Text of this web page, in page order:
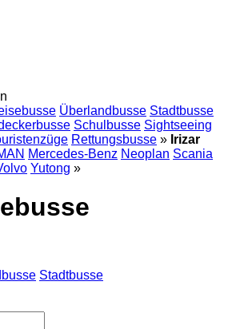
Überlandbusse Stadtbusse
Schulbusse Sightseeing
Rettungsbusse » Irizar
Mercedes-Benz Neoplan Scania
Yutong »
Stadtbusse